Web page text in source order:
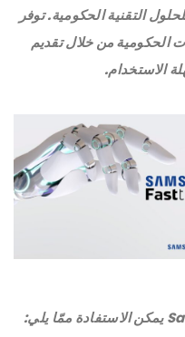
التقنية الحكومية. توفر
الحكومية من خلال تقديم
الاستخدام.